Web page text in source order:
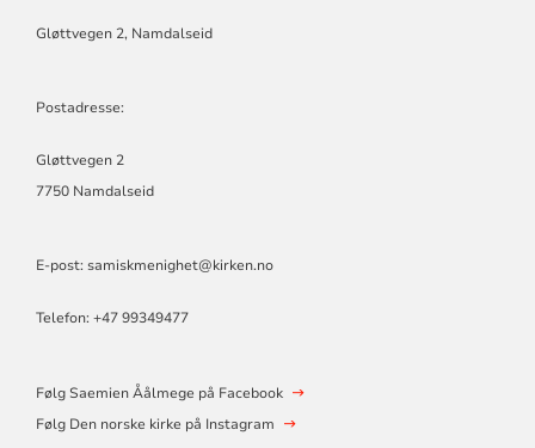
Gløttvegen 2, Namdalseid
Postadresse:
Gløttvegen 2
7750 Namdalseid
E-post: samiskmenighet@kirken.no
Telefon: +47 99349477
Følg Saemien Åålmege på Facebook
Følg Den norske kirke på Instagram